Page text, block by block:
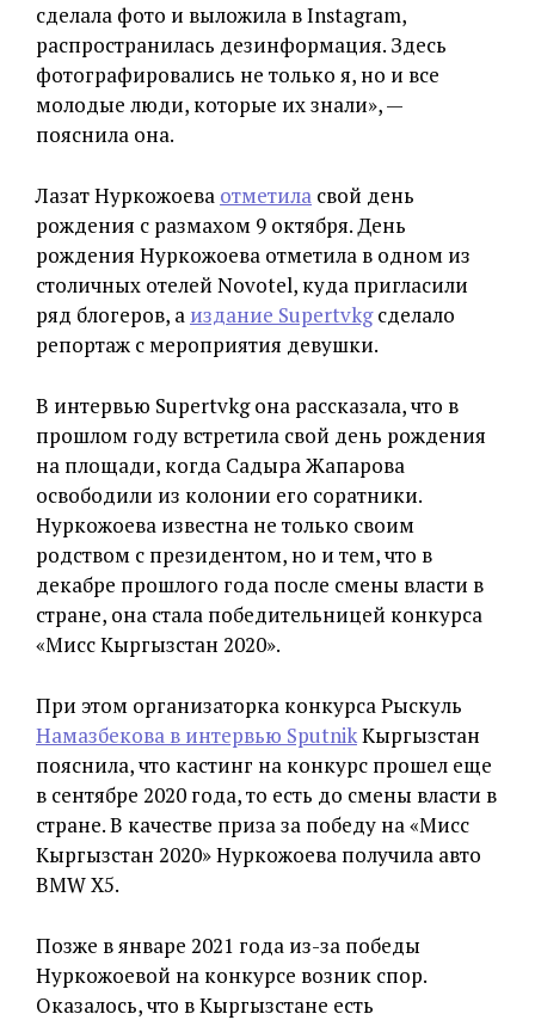
сделала фото и выложила в Instagram,
распространилась дезинформация. Здесь
фотографировались не только я, но и все
молодые люди, которые их знали», —
пояснила она.
Лазат Нуркожоева отметила свой день
рождения с размахом 9 октября. День
рождения Нуркожоева отметила в одном из
столичных отелей Novotel, куда пригласили
ряд блогеров, а издание Supertvkgсделало
репортаж с мероприятия девушки.
В интервью Supertvkg она рассказала, что в
прошлом году встретила свой день рождения
на площади, когда Садыра Жапарова
освободили из колонии его соратники.
Нуркожоева известна не только своим
родством с президентом, но и тем, что в
декабре прошлого года после смены власти в
стране, она стала победительницей конкурса
«Мисс Кыргызстан 2020».
При этом организаторка конкурса Рыскуль
Намазбекова в интервью SputnikКыргызстан
пояснила, что кастинг на конкурс прошел еще
в сентябре 2020 года, то есть до смены власти в
стране. В качестве приза за победу на «Мисс
Кыргызстан 2020» Нуркожоева получила авто
BMW X5.
Позже в январе 2021 года из-за победы
Нуркожоевой на конкурсе возник спор.
Оказалось, что в Кыргызстане есть